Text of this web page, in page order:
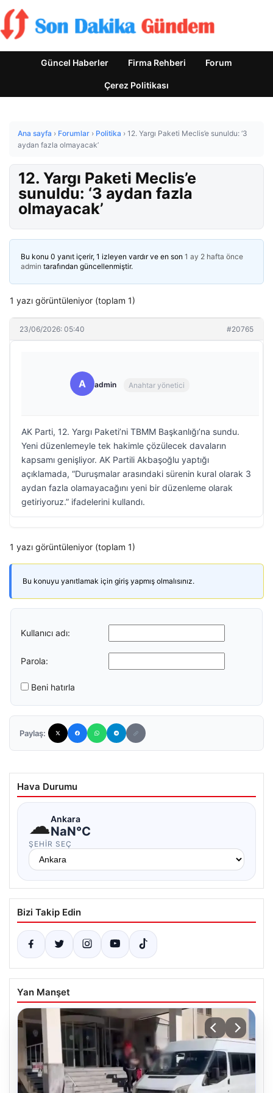
Güncel Haberler Firma Rehberi Forum
Çerez Politikası
Ana sayfa › Forumlar › Politika › 12. Yargı Paketi Meclis’e sunuldu: ‘3
aydan fazla olmayacak’
12. Yargı Paketi Meclis’e
sunuldu: ‘3 aydan fazla
olmayacak’
Bu konu 0 yanıt içerir, 1 izleyen vardır ve en son 1 ay 2 hafta önce
admin tarafından güncellenmiştir.
1 yazı görüntüleniyor (toplam 1)
23/06/2026: 05:40 #20765
A admin Anahtar yönetici
AK Parti, 12. Yargı Paketi’ni TBMM Başkanlığı’na sundu.
Yeni düzenlemeyle tek hakimle çözülecek davaların
kapsamı genişliyor. AK Partili Akbaşoğlu yaptığı
açıklamada, “Duruşmalar arasındaki sürenin kural olarak 3
aydan fazla olamayacağını yeni bir düzenleme olarak
getiriyoruz.” ifadelerini kullandı.
1 yazı görüntüleniyor (toplam 1)
Bu konuyu yanıtlamak için giriş yapmış olmalısınız.
Kullanıcı adı:
Parola:
Beni hatırla
Paylaş:
Hava Durumu
☁Ankara
NaN°C
ŞEHIR SEÇ
Bizi Takip Edin
Yan Manşet